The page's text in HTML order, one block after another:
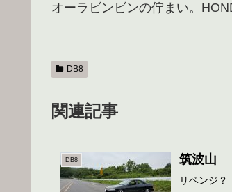
オーラビンビンの佇まい。
DB8
関連記事
DB8 筑波山
リベンジ？